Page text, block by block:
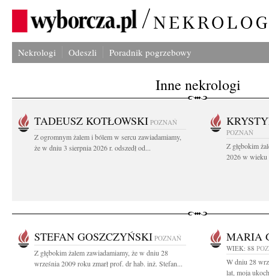
Nekrologi Odeszli Poradnik pogrzebowy
Inne nekrologi
TADEUSZ KOTŁOWSKI POZNAŃ
Z ogromnym żalem i bólem w sercu zawiadamiamy,
że w dniu 3 sierpnia 2026 r. odszedł od...
POZNAŃ
Z głębokim
2026 w wieku
STEFAN GOSZCZYŃSKI POZNAŃ
Z głębokim żalem zawiadamiamy, że w dniu 28
września 2009 roku zmarł prof. dr hab. inż. Stefan...
MARIA
WIEK: 88
W dniu 28
lat, moja